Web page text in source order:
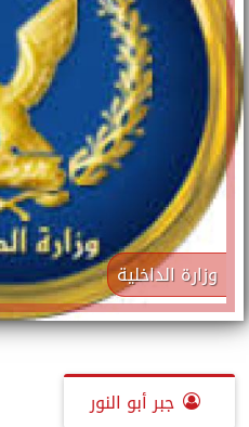
وزارة الداخلية
جبر أبو النور